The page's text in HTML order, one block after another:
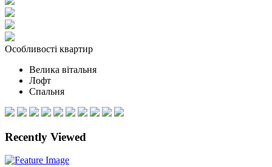
Особливості квартир
Велика вітальня
Лофт
Спальня
Recently Viewed